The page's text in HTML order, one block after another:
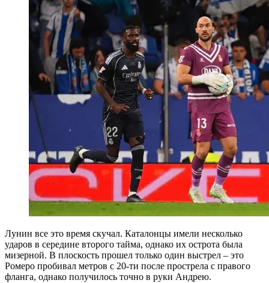
Лунин все это время скучал. Каталонцы имели несколько
ударов в середине второго тайма, однако их острота была
мизерной. В плоскость прошел только один выстрел – это
Ромеро пробивал метров с 20-ти после прострела с правого
фланга, однако получилось точно в руки Андрею.